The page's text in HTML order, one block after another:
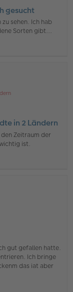
gesucht
sehen. Ich hab
Sorten gibt...
in 2 Ländern
Zeitraum der
ist.
gut gefallen hatte.
Ich bringe
das iat aber